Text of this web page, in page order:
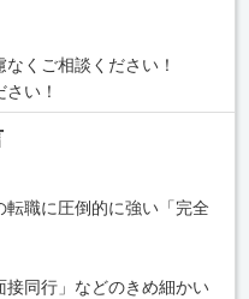
くご相談ください！
い！
転職に圧倒的に強い「完全
接同行」などのきめ細かい